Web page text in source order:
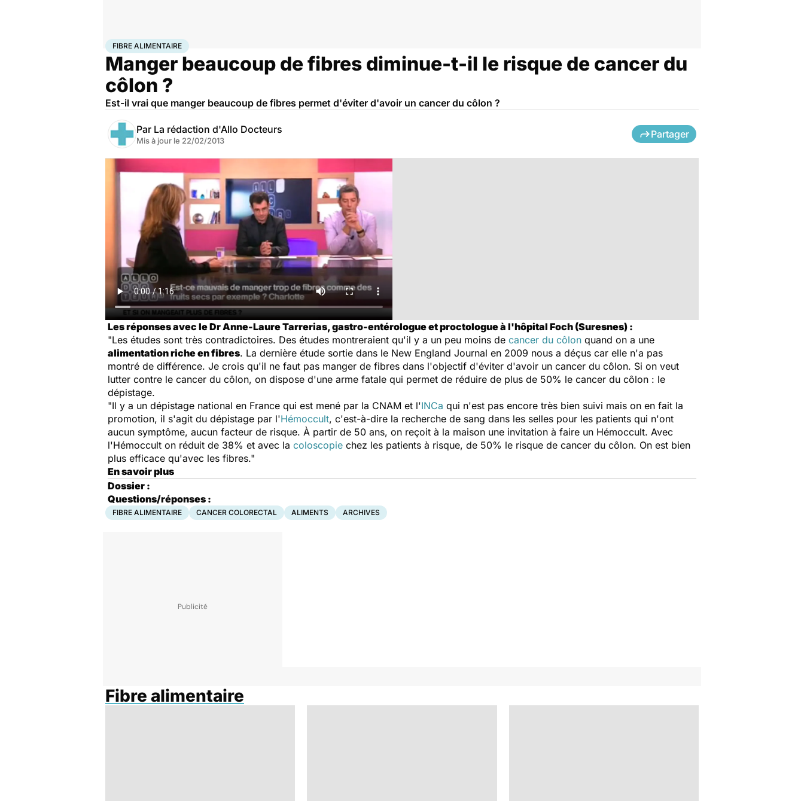
AccueilSantéMaladiesCancer
FIBRE ALIMENTAIRE
Manger beaucoup de fibres diminue-t-il le risque de cancer du
côlon ?
Est-il vrai que manger beaucoup de fibres permet d'éviter d'avoir un cancer du côlon ?
Par La rédaction d'Allo Docteurs
Mis à jour le 22/02/2013
Partager
Les réponses avec le Dr Anne-Laure Tarrerias, gastro-entérologue et proctologue à l'hôpital Foch (Suresnes) :
"Les études sont très contradictoires. Des études montreraient qu'il y a un peu moins de cancer du côlon quand on a une
alimentation riche en fibres. La dernière étude sortie dans le New England Journal en 2009 nous a déçus car elle n'a pas
montré de différence. Je crois qu'il ne faut pas manger de fibres dans l'objectif d'éviter d'avoir un cancer du côlon. Si on veut
lutter contre le cancer du côlon, on dispose d'une arme fatale qui permet de réduire de plus de 50% le cancer du côlon : le
dépistage.
"Il y a un dépistage national en France qui est mené par la CNAM et l'INCa qui n'est pas encore très bien suivi mais on en fait la
promotion, il s'agit du dépistage par l'Hémoccult, c'est-à-dire la recherche de sang dans les selles pour les patients qui n'ont
aucun symptôme, aucun facteur de risque. À partir de 50 ans, on reçoit à la maison une invitation à faire un Hémoccult. Avec
l'Hémoccult on réduit de 38% et avec la coloscopie chez les patients à risque, de 50% le risque de cancer du côlon. On est bien
plus efficace qu'avec les fibres."
En savoir plus
Dossier :
Questions/réponses :
FIBRE ALIMENTAIRE CANCER COLORECTAL ALIMENTS ARCHIVES
Fibre alimentaire